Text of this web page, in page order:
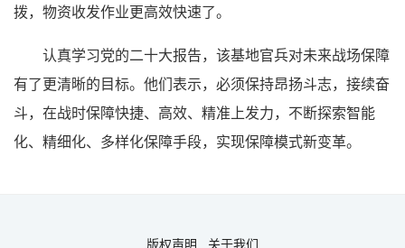
拨，物资收发作业更高效快速了。
认真学习党的二十大报告，该基地官兵对未来战场保障
有了更清晰的目标。他们表示，必须保持昂扬斗志，接续奋
斗，在战时保障快捷、高效、精准上发力，不断探索智能
化、精细化、多样化保障手段，实现保障模式新变革。
版权声明 关于我们